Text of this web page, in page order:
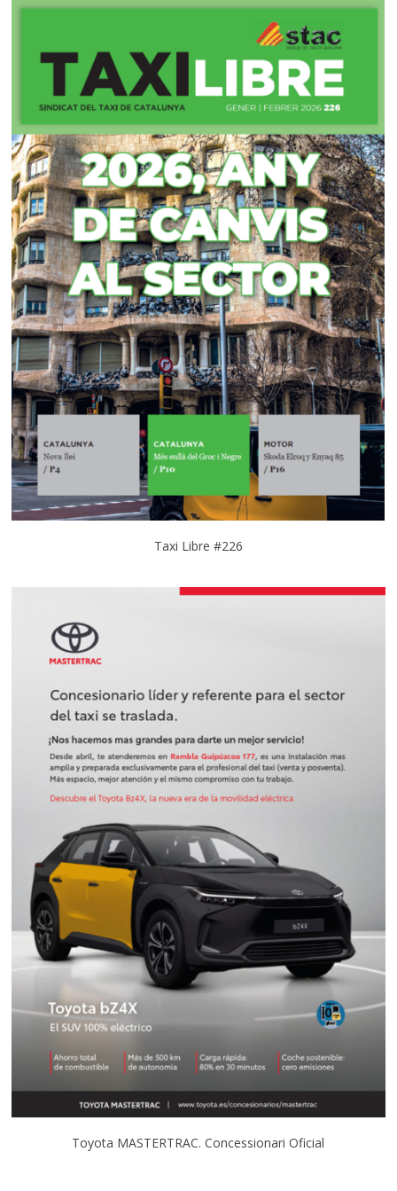
Taxi Libre #226
Toyota MASTERTRAC. Concessionari Oficial